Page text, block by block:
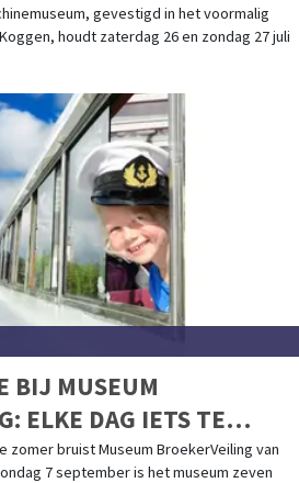
gevestigd in het voormalig
houdt zaterdag 26 en zondag 27 juli
BIJ MUSEUM
ELKE DAG IETS TE
zomer bruist Museum BroekerVeiling van
7 september is het museum zeven